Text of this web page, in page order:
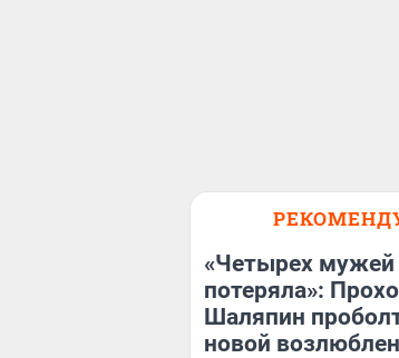
«Четырех мужей
потеряла»:
Шаляпин
новой